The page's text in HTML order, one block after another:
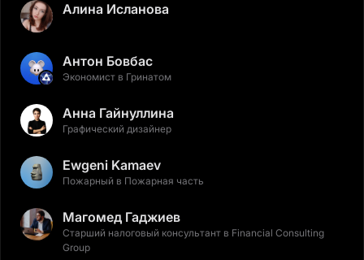
Алина Исланова
Антон Бовбас
Экономист в Гринатом
Анна Гайнуллина
Графический дизайнер
Ewgeni Kamaev
Пожарный в Пожарная часть
Магомед Гаджиев
Старший налоговый консультант в Financial Consulting
Group